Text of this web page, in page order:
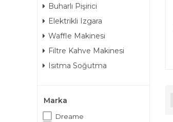
Buharlı Pişirici
Elektrikli Izgara
Waffle Makinesi
Filtre Kahve Makinesi
Isıtma Soğutma
Marka
Dreame